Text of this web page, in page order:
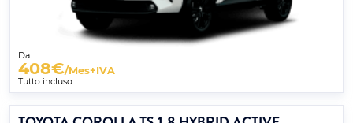
Da:
408€/Mes+IVA
Tutto incluso